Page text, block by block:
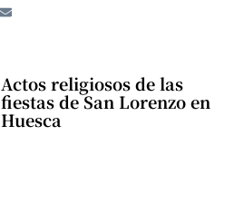
Actos religiosos de las
fiestas de San Lorenzo en
Huesca